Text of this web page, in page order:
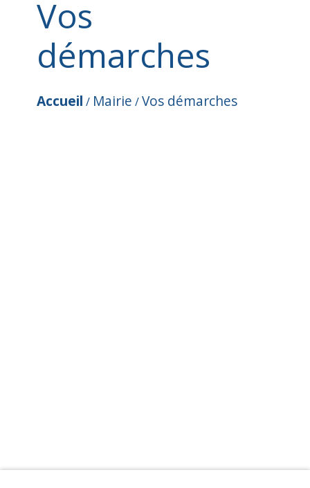
Vos
démarches
Accueil / Mairie /Vos démarches